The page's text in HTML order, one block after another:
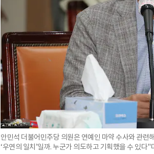
안민석 더불어민주당 의원은 연예인 마약 수사와 관
‘우연의 일치’일까. 누군가 의도하고 기획했을 수 있다